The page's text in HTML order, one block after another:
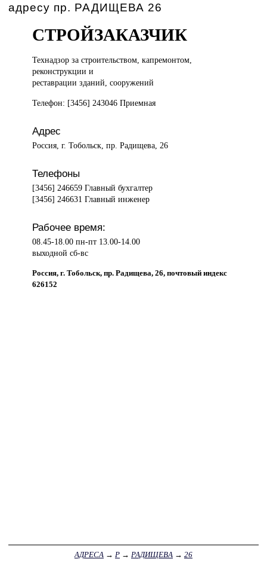
адресу пр. РАДИЩЕВА 26
СТРОЙЗАКАЗЧИК
Технадзор застроительством, капремонтом,
реконструкции и
реставрации зданий, сооружений
Телефон: [3456] 243046 Приемная
Адрес
Россия, г. Тобольск, пр. Радищева, 26
Телефоны
[3456] 246659 Главный бухгалтер
[3456] 246631 Главный инженер
Рабочее время:
08.45-18.00 пн-пт 13.00-14.00
выходной сб-вс
Россия, г. Тобольск, пр. Радищева, 26, почтовый индекс
626152
АДРЕСА → Р → РАДИЩЕВА → 26